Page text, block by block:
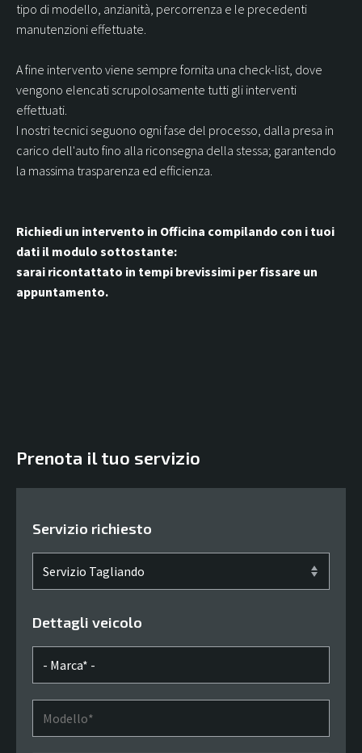
Contattaci con WhatsApp
tipo di modello, anzianità, percorrenza e le precedenti
manutenzioni effettuate.
A fine intervento viene sempre fornita una check-list, dove
vengono elencati scrupolosamente tutti gli interventi
effettuati.
I nostri tecnici seguono ogni fase del processo, dalla presa in
carico dell'auto fino alla riconsegna della stessa; garantendo
la massima trasparenza ed efficienza.
Richiedi un intervento in Officina compilando con i tuoi
dati il modulo sottostante:
sarai ricontattato in tempi brevissimi per fissare un
appuntamento.
Prenota il tuo servizio
Servizio richiesto
Dettagli veicolo